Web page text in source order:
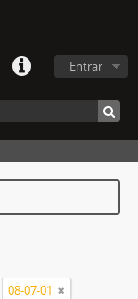
Entrar
08-07-01